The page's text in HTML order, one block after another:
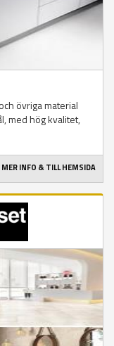
övriga material
med hög kvalitet,
MER INFO & TILL HEMSIDA